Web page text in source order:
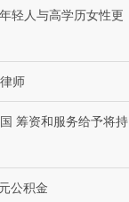
轻人与高学历女性更
师
筹资和服务给予将持
公积金